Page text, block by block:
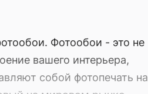
Фотообои - это не
вашего интерьера,
собой фотопечать на